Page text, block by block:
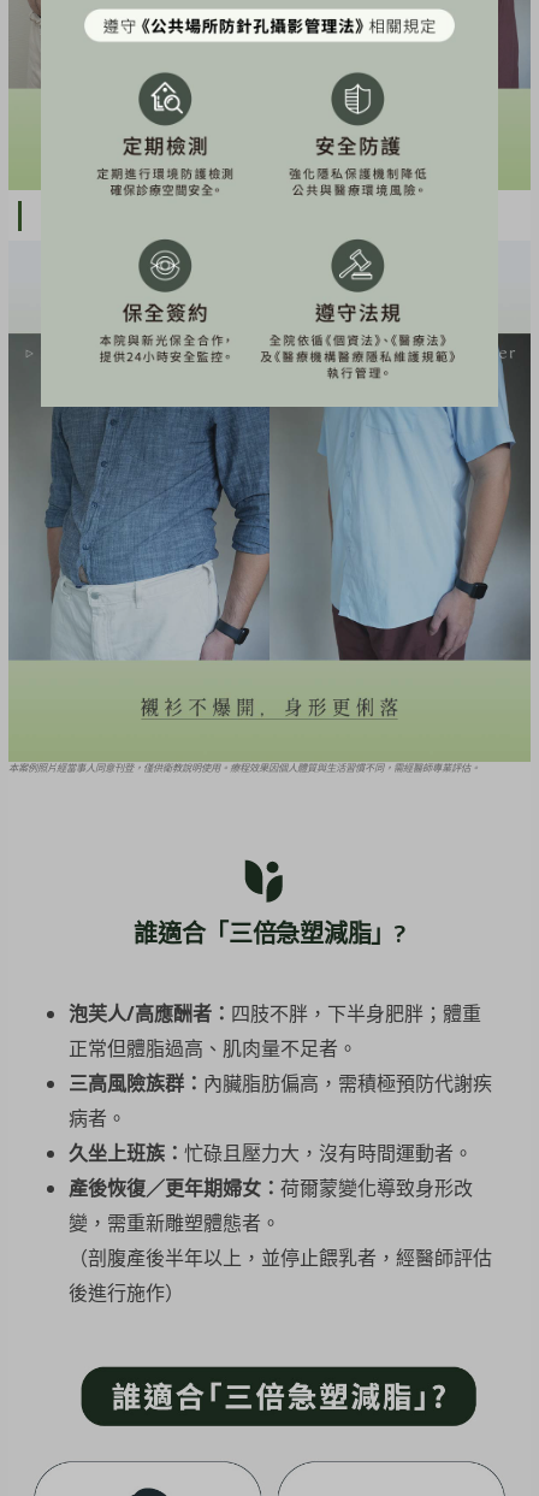
本案例照片經當事人同意刊登，僅供衛教說明使用。療程效果因個人體質與生活習慣不同，需經醫師專業評估。
誰適合「三倍急塑減脂」?
泡芙人/高應酬者： 四肢不胖，下半身肥胖；體重
正常但體脂過高、肌肉量不足者。
三高風險族群： 內臟脂肪偏高，需積極預防代謝疾
病者。
久坐上班族：忙碌且壓力大，沒有時間運動者。
產後恢復／更年期婦女：荷爾蒙變化導致身形改
變，需重新雕塑體態者。
（剖腹產後半年以上，並停止餵乳者，經醫師評估
後進行施作）